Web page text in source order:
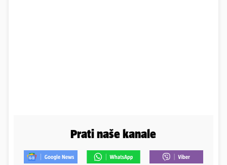
Prati naše kanale